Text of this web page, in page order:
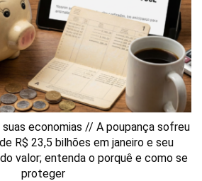
economias // A poupança sofreu
R$ 23,5 bilhões em janeiro e seu
valor; entenda o porquê e como se
proteger